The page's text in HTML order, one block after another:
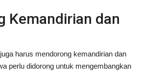
Kemandirian dan
harus mendorong kemandirian dan
perlu didorong untuk mengembangkan